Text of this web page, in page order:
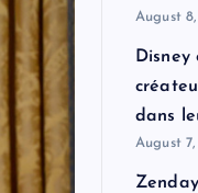
August
dans
August